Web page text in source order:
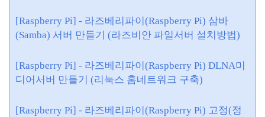
[Raspberry Pi] - 라즈베리파이(Raspberry Pi) 삼바
(Samba) 서버 만들기 (라즈비안 파일서버 설치방법)
[Raspberry Pi] - 라즈베리파이(Raspberry Pi) DLNA미
디어서버 만들기 (리눅스 홈네트워크 구축)
[Raspberry Pi] - 라즈베리파이(Raspberry Pi) 고정(정